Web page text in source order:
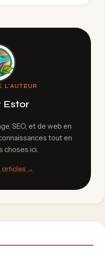
L'AUTEUR
Estor
SEO, et de web en
tout en
choses ici.
articles →